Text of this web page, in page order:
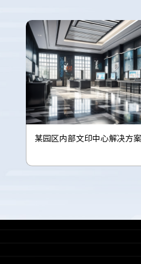
某园区内部文印中心解决方案